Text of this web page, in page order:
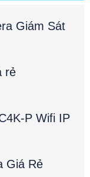
Giám Sát
rẻ
P Wifi IP
Giá Rẻ